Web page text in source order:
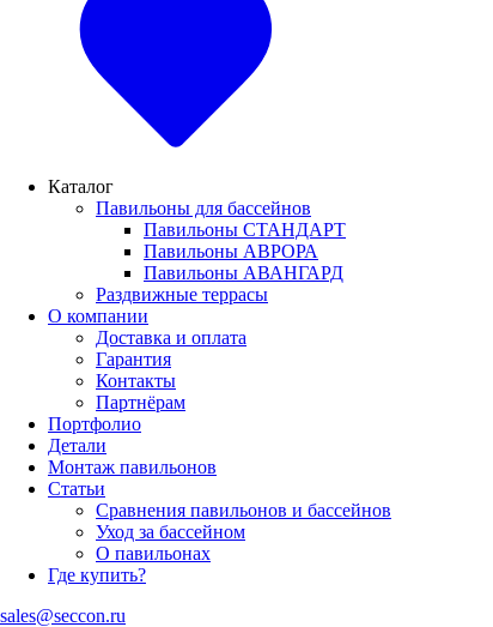
Каталог
Павильоны для бассейнов
Павильоны СТАНДАРТ
Павильоны АВРОРА
Павильоны АВАНГАРД
Раздвижные террасы
О компании
Доставка и оплата
Гарантия
Контакты
Партнёрам
Портфолио
Детали
Монтаж павильонов
Статьи
Сравнения павильонов и бассейнов
Уход за бассейном
О павильонах
Где купить?
sales@seccon.ru